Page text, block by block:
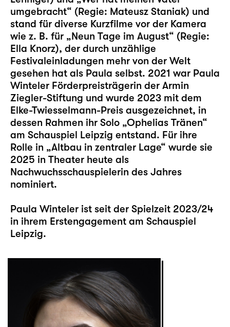
umgebracht“ (Regie: Mateusz Staniak) und
stand für diverse Kurzfilme vor der Kamera
wie z. B. für „Neun Tage im August“ (Regie:
Ella Knorz), der durch unzählige
Festivaleinladungen mehr von der Welt
gesehen hat als Paula selbst. 2021 war Paula
Winteler Förderpreisträgerin der Armin
Ziegler-Stiftung und wurde 2023 mit dem
Elke-Twiesselmann-Preis ausgezeichnet, in
dessen Rahmen ihr Solo „Ophelias Tränen“
am Schauspiel Leipzig entstand. Für ihre
Rolle in „Altbau in zentraler Lage“ wurde sie
2025 in Theater heute als
Nachwuchsschauspielerin des Jahres
nominiert.
Paula Winteler ist seit der Spielzeit 2023/24
in ihrem Erstengagement am Schauspiel
Leipzig.